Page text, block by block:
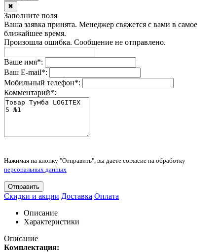
✖
Заполните поля
Ваша заявка принята. Менеджер свяжется с вами в самое
ближайшее время.
Произошла ошибка. Сообщение не отправлено.
Ваше имя*:
Ваш E-mail*:
Мобильный телефон*:
Комментарий*:
Нажимая на кнопку "Отправить", вы даете согласие на обработку
персональных данных
Отправить
Скидки и акции Доставка Оплата
Описание
Характеристики
Описание
Комплектация: